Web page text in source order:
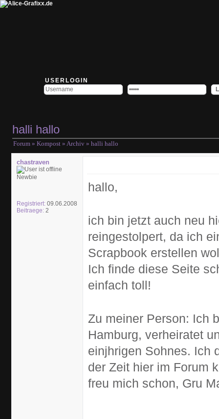
USERLOGIN
halli hallo
Forum » Kompost » Archiv » halli hallo
chastraven
Newbie
Registriert: 09.06.2008
Beitraege: 2
hallo,
ich bin jetzt auch neu
reingestolpert, da ich
Scrapbook erstellen
Ich finde diese Seite
einfach toll!
Zu meiner Person: Ich
Hamburg, verheiratet
einjhrigen Sohnes. Ich
der Zeit hier im Forum
freu mich schon, Gru